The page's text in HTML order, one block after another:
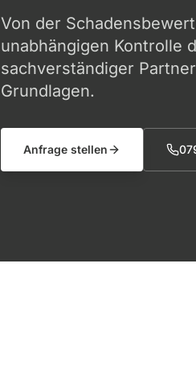
Von der
unabhängigen Kontrolle
sachverständiger
Grundlagen.
Anfrage stellen